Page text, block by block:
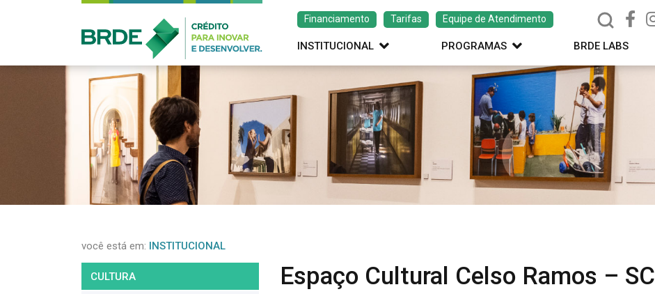
Financiamento Tarifas Equipe de Atendimento
INSTITUCIONAL PROGRAMAS BRDE LABS
você está em: INSTITUCIONAL
CULTURA Espaço Cultural Celso Ramos – SC